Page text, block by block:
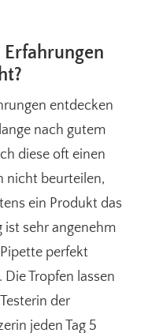
entdecken
nach gutem
diese oft einen
nicht beurteilen,
ein Produkt das
ist sehr angenehm
perfekt
Tropfen lassen
der
jeden Tag 5